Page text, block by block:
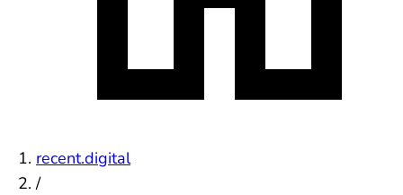
recent.digital
/